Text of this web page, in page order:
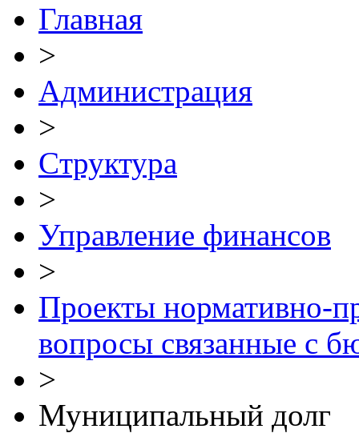
Главная
>
Администрация
>
Cтруктура
>
Управление финансов
>
Проекты нормативно-
вопросы связанные с
>
Муниципальный долг